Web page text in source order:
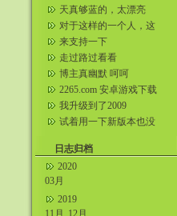
吗？同行。我自己弄了
美国服务器给...
天真够蓝的，太漂亮
了。咱们这都看不到。
对于这样的一个人，这
样的一个女人，我们就
应该这样的...
来支持一下
走过路过看看
博主真幽默 呵呵
2265.com 安卓游戏下载
我升级到了2009
试着用一下新版本也没
日志归档
2020
03月
2019
11月
12月